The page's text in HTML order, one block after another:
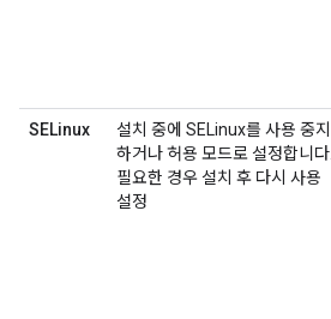
SELinux
설치 중에 SELinux를 사용 중지
하거나 허용 모드로 설정합니다.
필요한 경우 설치 후 다시 사용
설정